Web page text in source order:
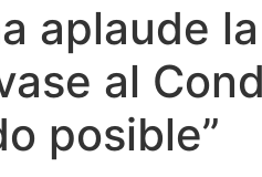
aplaude
al
posible”